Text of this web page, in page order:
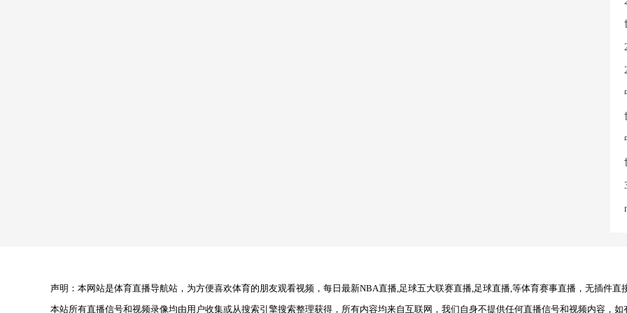
声明：本网站是体育直播导航站，为方便喜欢体育的朋友观看视频，每日最新NBA直播,足球五大联赛直播,足球直播,等体育赛事直播，无插件直
本站所有直播信号和视频录像均由用户收集或从搜索引擎搜索整理获得，所有内容均来自互联网，我们自身不提供任何直播信号和视频内容，